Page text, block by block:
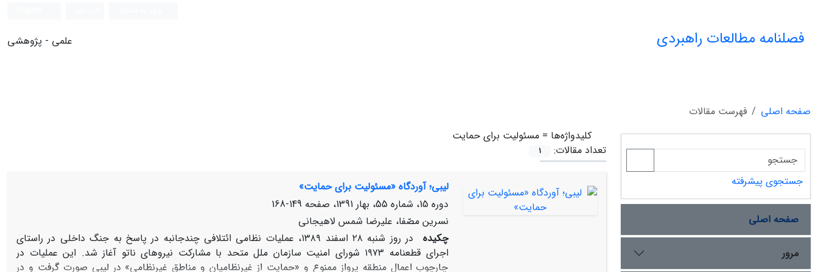
فصلنامه مطالعات راهبردی علمی - پژوهشی
صفحه اصلی
فهرست مقالات
کلیدواژه‌ها = مسئولیت برای حمایت
تعداد مقالات:
1
لیبی؛ آوردگاه «مسئولیت برای حمایت»
دوره 15، شماره 55، بهار 1391، صفحه
149-168
نسرین مصّفا، علیرضا شمس لاهیجانی
چکیده
در روز شنبه ۲۸ اسفند ۱۳۸۹، عملیات نظامی ائتلافی چندجانبه در پاسخ به جنگ داخلی در راستای
اجرای قطعنامه ۱۹۷۳ شورای امنیت سازمان ملل متحد با مشارکت نیروهای ناتو آغاز شد. این عملیات در
چارچوب اعمال منطقه پرواز ممنوع و «حمایت از غیرنظامیان و مناطق غیرنظامی» در لیبی صورت گرفت و در
جستجوی پیشرفته
صفحه اصلی
مرور